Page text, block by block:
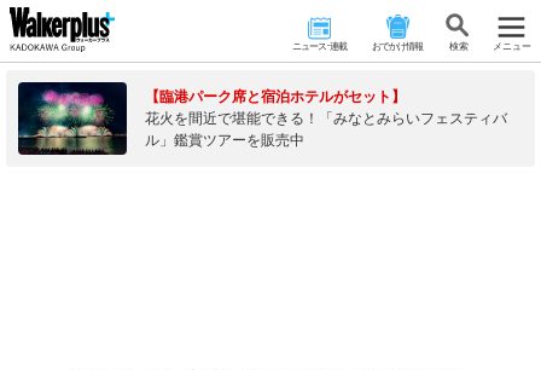
ニュース･連載 おでかけ情報 検 索 メニュー
【臨港パーク席と宿泊ホテルがセット】
花火を間近で堪能できる！「みなとみらいフェスティバ
ル」鑑賞ツアーを販売中